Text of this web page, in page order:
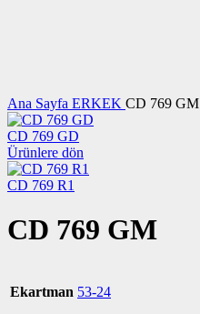
Ana Sayfa ERKEK CD 769 GM
CD 769 GD
Ürünlere dön
CD 769 R1
CD 769 GM
Ekartman 53-24